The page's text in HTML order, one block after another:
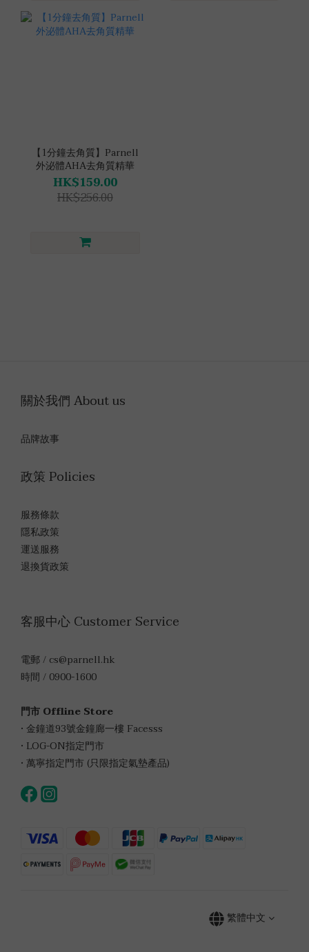
【1分鐘去角質】Parnell
外泌體AHA去角質精華
HK$159.00
HK$256.00
關於我們 About us
品牌故事
政策 Policies
服務條款
隱私政策
運送服務
退換貨政策
客服中心 Customer Service
電郵 / cs@parnell.hk
時間 / 0900-1600
門市 Offline Store
• 金鐘道93號金鐘廊一樓 Facesss
• LOG-ON指定門市
• 萬寧指定門市 (只限指定氣墊產品)
繁體中文